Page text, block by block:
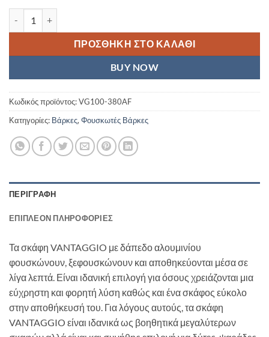
ΠΡΟΣΘΉΚΗ ΣΤΟ ΚΑΛΆΘΙ
BUY NOW
Κωδικός προϊόντος:VG100-380AF
Κατηγορίες: Βάρκες, Φουσκωτές Βάρκες
ΠΕΡΙΓΡΑΦΉ
ΕΠΙΠΛΈΟΝ ΠΛΗΡΟΦΟΡΊΕΣ
Τα σκάφη VANTAGGIO με δάπεδο αλουμινίου
φουσκώνουν, ξεφουσκώνουν και αποθηκεύονται μέσα σε
λίγα λεπτά. Είναι ιδανική επιλογή για όσους χρειάζονται μια
εύχρηστη και φορητή λύση καθώς και ένα σκάφος εύκολο
στην αποθήκευσή του. Για λόγους αυτούς, τα σκάφη
VANTAGGIO είναι ιδανικά ως βοηθητικά μεγαλύτερων